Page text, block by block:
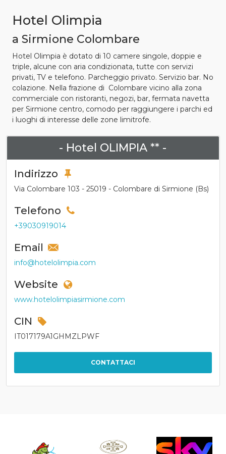
Hotel Olimpia
a Sirmione Colombare
Hotel Olimpia è dotato di 10 camere singole, doppie e
triple, alcune con aria condizionata, tutte con servizi
privati, TV e telefono. Parcheggio privato. Servizio bar. No
colazione. Nella frazione di Colombare vicino alla zona
commerciale con ristoranti, negozi, bar, fermata navetta
per Sirmione centro, comodo per raggiungere i parchi ed
i luoghi di interesse delle zone limitrofe.
- Hotel OLIMPIA ** -
Indirizzo
Via Colombare 103 - 25019 - Colombare di Sirmione (Bs)
Telefono
+39030919014
Email
info@hotelolimpia.com
Website
www.hotelolimpiasirmione.com
CIN
IT017179A1GHMZLPWF
CONTATTACI